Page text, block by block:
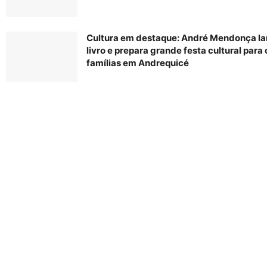
Cultura em destaque: André Mendonça
livro e prepara grande festa cultural para
famílias em Andrequicé